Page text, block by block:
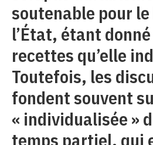
soutenable pour
l’État, étant
recettes qu’elle
Toutefois, les
fondent souvent
« individualisée »
temps partiel, qui